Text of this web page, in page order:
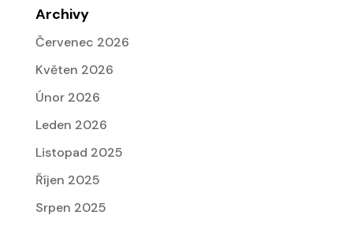
Archivy
Červenec 2026
Květen 2026
Únor 2026
Leden 2026
Listopad 2025
Říjen 2025
Srpen 2025